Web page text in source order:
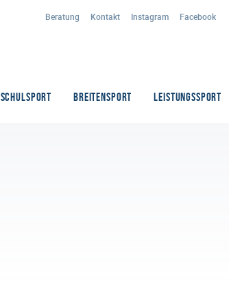
Beratung Kontakt Instagram Facebook
SCHULSPORT BREITENSPORT LEISTUNGSSPORT